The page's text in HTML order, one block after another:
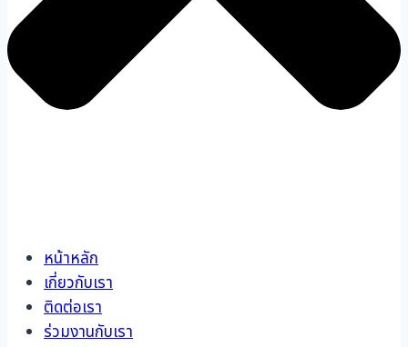
หน้าหลัก
เกี่ยวกับเรา
ติดต่อเรา
ร่วมงานกับเรา